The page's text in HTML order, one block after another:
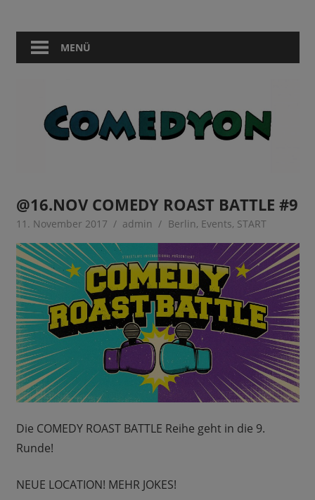
springen
Comedyon
Berlin
MENÜ
@16.NOV COMEDY ROAST BATTLE #9
11. November 2017 admin Berlin, Events, START
Die COMEDY ROAST BATTLE Reihe geht in die 9.
Runde!
NEUE LOCATION! MEHR JOKES!